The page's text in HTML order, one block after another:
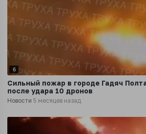
6
Сильный пожар в городе Гадяч
после удара 10 дронов
Новости 5 месяцев назад